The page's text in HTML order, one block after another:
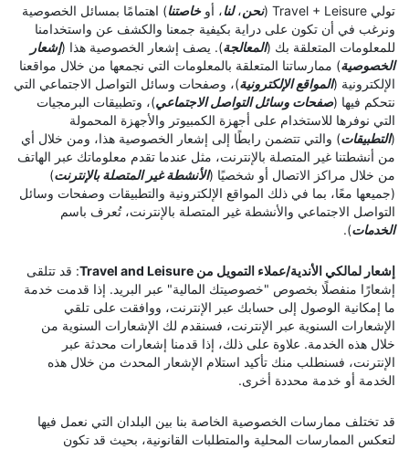
تولي Travel + Leisure ( نحن،لنا، أوخاصتنا) اهتمامًا بمسائل الخصوصية
ونرغب في أن تكون على دراية بكيفية جمعنا والكشف عن واستخدامنا
للمعلومات المتعلقة بك (المعالجة). يصف إشعار الخصوصية هذا (إشعار
الخصوصية) ممارساتنا المتعلقة بالمعلومات التي نجمعها من خلال مواقعنا
الإلكترونية (المواقع الإلكترونية)، وصفحات وسائل التواصل الاجتماعي التي
نتحكم فيها (صفحات وسائل التواصل الاجتماعي)، وتطبيقات البرمجيات
التي نوفرها للاستخدام على أجهزة الكمبيوتر والأجهزة المحمولة
(التطبيقات) والتي تتضمن رابطًا إلى إشعار الخصوصية هذا، ومن خلال أي
من أنشطتنا غير المتصلة بالإنترنت، مثل عندما تقدم معلوماتك عبر الهاتف
من خلال مراكز الاتصال أو شخصيًا (الأنشطة غير المتصلة بالإنترنت)
(جميعها معًا، بما في ذلك المواقع الإلكترونية والتطبيقات وصفحات وسائل
التواصل الاجتماعي والأنشطة غير المتصلة بالإنترنت، تُعرف باسم
الخدمات).
إشعار لمالكي الأندية/عملاء التمويل من Travel and Leisure
: قد تتلقى
إشعارًا منفصلًا بخصوص "خصوصيتك المالية" عبر البريد. إذا قدمت خدمة
ما إمكانية الوصول إلى حسابك عبر الإنترنت، ووافقت على تلقي
الإشعارات السنوية عبر الإنترنت، فسنقدم لك الإشعارات السنوية من
خلال هذه الخدمة. علاوة على ذلك، إذا قدمنا إشعارات محدثة عبر
الإنترنت، فسنطلب منك تأكيد استلام الإشعار المحدث من خلال هذه
الخدمة أو خدمة محددة أخرى.
قد تختلف ممارسات الخصوصية الخاصة بنا بين البلدان التي نعمل فيها
لتعكس الممارسات المحلية والمتطلبات القانونية، بحيث قد تكون